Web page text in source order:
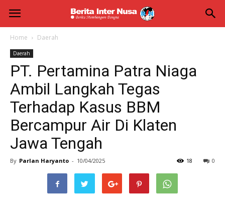
Berita
Inter
Nusa
Home Daerah
Daerah
PT. Pertamina Patra Niaga
Ambil Langkah Tegas
Terhadap Kasus BBM
Bercampur Air Di Klaten
Jawa Tengah
By Parlan Haryanto - 10/04/2025 0
18